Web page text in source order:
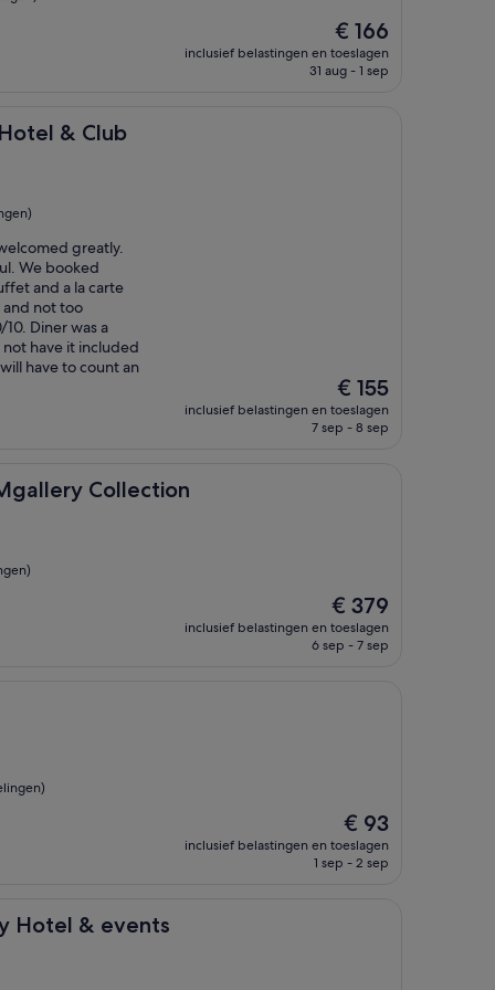
De
prijs
is
€ 166
inclusief belastingen en toeslagen
31 aug - 1 sep
& Club
greatly.
We booked
and a la carte
and not too
Diner was a
have it included
have to count an
De
prijs
is
€ 155
inclusief belastingen en toeslagen
7 sep - 8 sep
Collection
De
prijs
is
€ 379
inclusief belastingen en toeslagen
6 sep - 7 sep
De
prijs
is
€ 93
inclusief belastingen en toeslagen
1 sep - 2 sep
Hotel & events
events